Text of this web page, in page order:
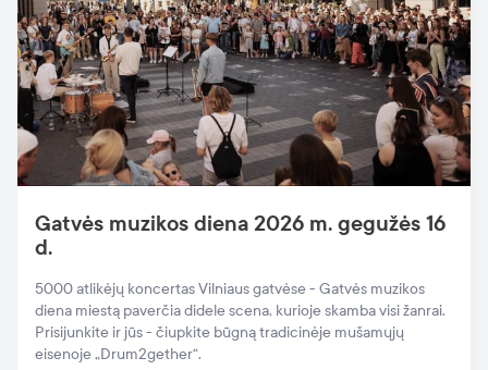
Gatvės muzikos diena 2026 m. gegužės 16
d.
5000 atlikėjų koncertas Vilniaus gatvėse - Gatvės muzikos
diena miestą paverčia didele scena, kurioje skamba visi žanrai.
Prisijunkite ir jūs - čiupkite būgną tradicinėje mušamųjų
eisenoje „Drum2gether“.